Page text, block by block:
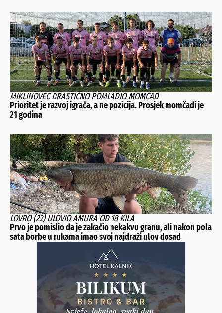
MIKLINOVEC DRASTIČNO POMLADIO MOMČAD
Prioritet je razvoj igrača, a ne pozicija. Prosjek momčadi je
21 godina
LOVRO (22) ULOVIO AMURA OD 18 KILA
Prvo je pomislio da je zakačio nekakvu granu, ali nakon pola
sata borbe u rukama imao svoj najdraži ulov dosad